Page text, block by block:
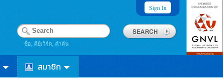
Sign In
ชื่อ, คีย์เวิร์ด, คำค้น
สมาชิก